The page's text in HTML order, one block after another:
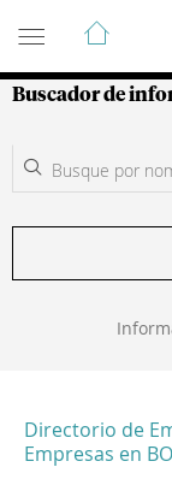
Guía de
Buscador de
Directorio de
Empresas en